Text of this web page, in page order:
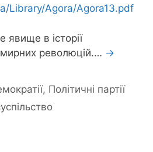
Library/Agora/Agora13.pdf
явище в історії
мирних революцій.… →
, Політичні партії